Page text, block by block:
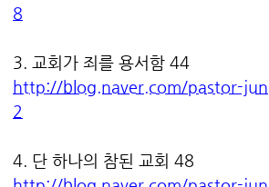
8
3. 교회가 죄를 용서함 44
http://blog.naver.com/pastor-
2
4. 단 하나의 참된 교회 48